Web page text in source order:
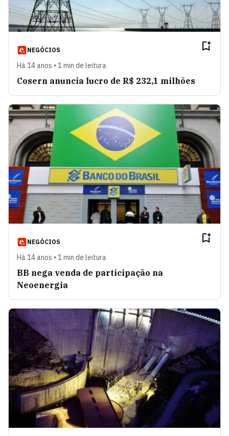
NEGÓCIOS
Há 14 anos • 1 min de leitura
Cosern anuncia lucro de R$ 232,1 milhões
NEGÓCIOS
Há 14 anos • 1 min de leitura
BB nega venda de participação na
Neoenergia